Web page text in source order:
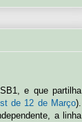
e que partilha
de 12 de Março).
a linha